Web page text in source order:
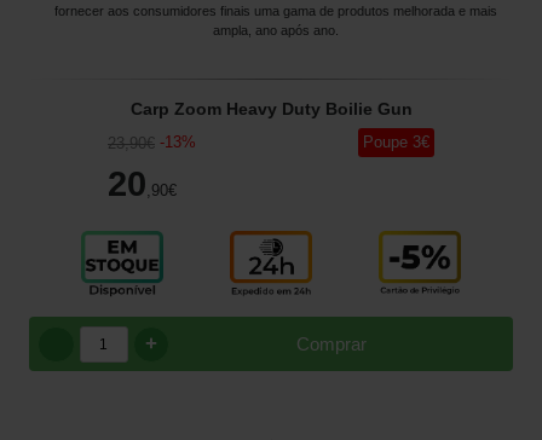
fornecer aos consumidores finais uma gama de produtos melhorada e mais
ampla, ano após ano.
Carp Zoom Heavy Duty Boilie Gun
23,90€ -13%
20 ,90€
Poupe 3€
Comprar
+